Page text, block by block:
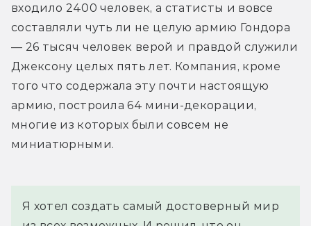
входило 2400 человек, а статисты и вовсе
составляли чуть ли не целую армию Гондора
— 26 тысяч человек верой и правдой служили
Джексону целых пять лет. Компания, кроме
того что содержала эту почти настоящую
армию, построила 64 мини-декорации,
многие из которых были совсем не
миниатюрными.
Я хотел создать самый достоверный мир